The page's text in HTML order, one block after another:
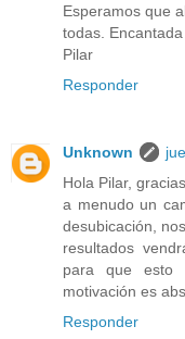
Esperamos que
todas. Encantada
Pilar
Responder
Unknown
Hola Pilar,
a menudo un
desubicación,
resultados
para que esto
motivación es
Responder